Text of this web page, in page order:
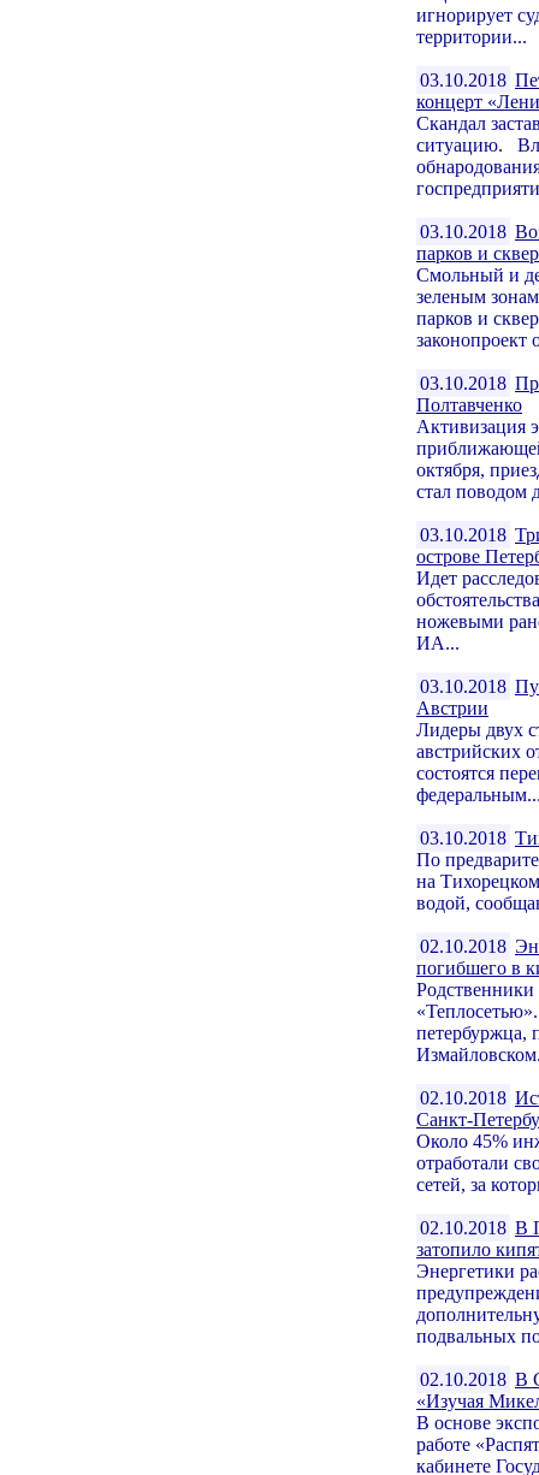
игнорирует
территории...
03.10.2018
концерт
Скандал
ситуацию.
03.10.2018
парков и
Смольный и
зеленым
парков и
законопроект
03.10.2018
Полтавченко
Активизация
октября,
стал поводом
03.10.2018
острове
Идет
ножевыми
ИА...
03.10.2018
Австрии
Лидеры двух
австрийских
состоятся
03.10.2018
По
на
водой,
02.10.2018
погибшего в
Родственники
петербуржца,
02.10.2018
Санкт-
Около 45%
отработали
сетей, за
02.10.2018 В
затопило
Энергетики
подвальных
02.10.2018 В
«Изучая
В основе
работе
кабинете